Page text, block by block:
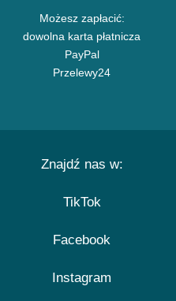
Możesz zapłacić:
dowolna karta płatnicza
PayPal
Przelewy24
Znajdź nas w:
TikTok
Facebook
Instagram